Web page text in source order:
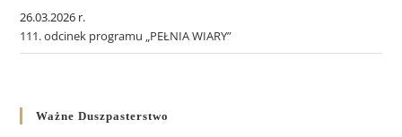
26.03.2026 r.
111. odcinek programu „PEŁNIA WIARY”
Ważne Duszpasterstwo